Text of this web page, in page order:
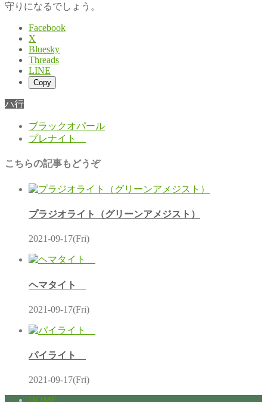
守りになるでしょう。
Facebook
X
Bluesky
Threads
LINE
Copy
ハ行
ブラックオパール
プレナイト
こちらの記事もどうぞ
プラジオライト（グリーンアメジスト）
2021-09-17(Fri)
ヘマタイト
2021-09-17(Fri)
パイライト
2021-09-17(Fri)